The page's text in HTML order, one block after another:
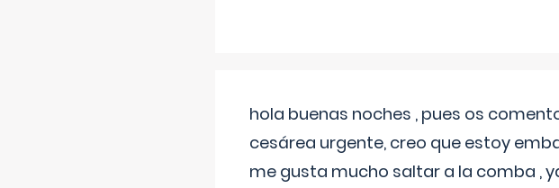
hola buenas noches , pues os
cesárea urgente, creo que estoy
me gusta mucho saltar a la comba ,